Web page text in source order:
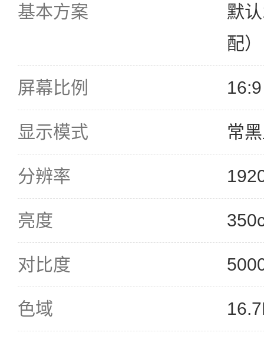
基本方案
默
配）
屏幕比例 16:9
显示模式 常
分辨率
亮度
对比度
色域